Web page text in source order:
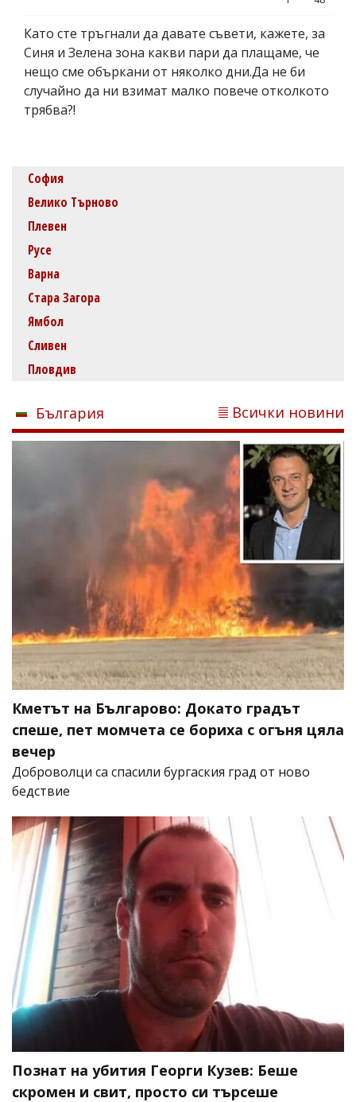
Като сте тръгнали да давате съвети, кажете, за
Синя и Зелена зона какви пари да плащаме, че
нещо сме объркани от няколко дни.Да не би
случайно да ни взимат малко повече отколкото
трябва?!
София
Велико Търново
Плевен
Русе
Варна
Стара Загора
Ямбол
Сливен
Пловдив
България Всички новини
Кметът на Българово: Докато градът
спеше, пет момчета се бориха с огъня цяла
вечер
Доброволци са спасили бургаския град от ново
бедствие
Познат на убития Георги Кузев: Беше
скромен и свит, просто си търсеше